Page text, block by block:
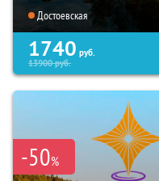
Достоевская
1740 руб.
13900руб.
-50%